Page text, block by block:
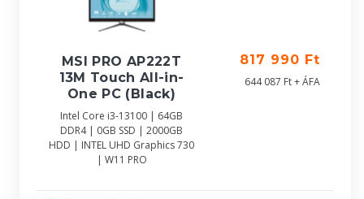
MSI PRO AP222T
13M Touch All-in-
One PC (Black)
Intel Core i3-13100 | 64GB
DDR4 | 0GB SSD | 2000GB
HDD | INTEL UHD Graphics 730
| W11 PRO
817 990 Ft
644 087 Ft + ÁFA